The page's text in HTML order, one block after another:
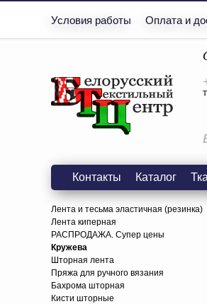
Условия работы Оплата и
Контакты Каталог
Лента и тесьма эластичная (резинка)
Лента киперная
РАСПРОДАЖА. Супер цены
Кружева
Шторная лента
Пряжа для ручного вязания
Бахрома шторная
Кисти шторные